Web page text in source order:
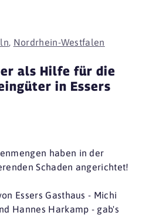
, Nordrhein-Westfalen
als Hilfe für die
in Essers
haben in der
Schaden angerichtet!
Essers Gasthaus - Michi
Hannes Harkamp - gab's